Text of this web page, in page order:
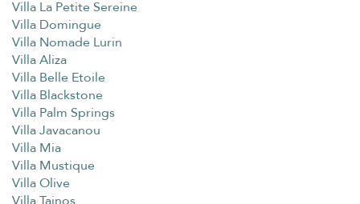
Villa La Petite Sereine
Villa Domingue
Villa Nomade Lurin
Villa Aliza
Villa Belle Etoile
Villa Blackstone
Villa Palm Springs
Villa Javacanou
Villa Mia
Villa Mustique
Villa Olive